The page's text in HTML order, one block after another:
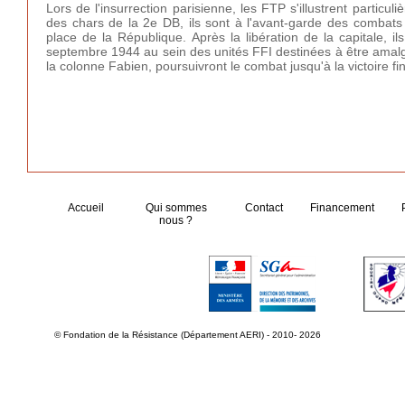
Lors de l'insurrection parisienne, les FTP s'illustrent
des chars de la 2e DB, ils sont à l'avant-garde des
place de la République. Après la libération de la capitale,
septembre 1944 au sein des unités FFI destinées à être
la colonne Fabien, poursuivront le combat jusqu'à la victoire
Accueil
Qui sommes
nous ?
Contact Financement
© Fondation de la Résistance (Département AERI) - 2010- 2026